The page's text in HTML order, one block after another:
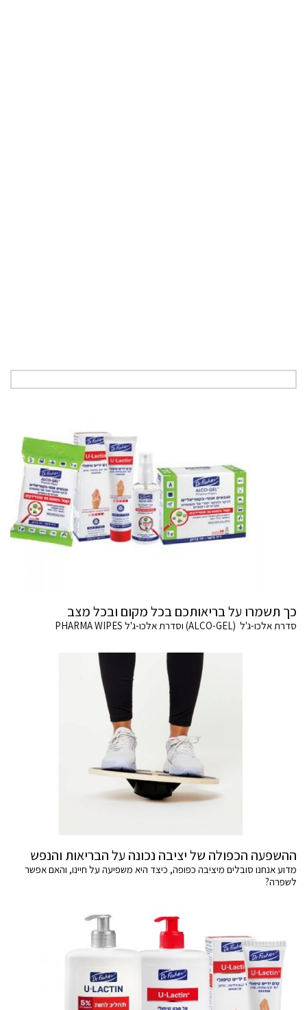
כך תשמרו על בריאותכם בכל מקום ובכל מצב
סדרת אלכו-ג'ל (ALCO-GEL) וסדרת אלכו-ג'ל PHARMA WIPES
ההשפעה הכפולה של יציבה נכונה על הבריאות והנפש
מדוע אנחנו סובלים מיציבה כפופה, כיצד היא משפיעה על חיינו, והאם אפשר
לשפרה?